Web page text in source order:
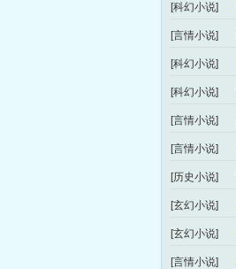
[科幻小说]
[言情小说]
[科幻小说]
[科幻小说]
[言情小说]
[言情小说]
[历史小说]
[玄幻小说]
[玄幻小说]
[言情小说]